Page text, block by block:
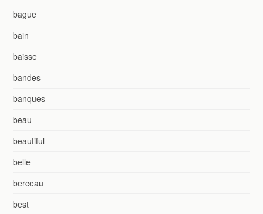
bague
bain
baisse
bandes
banques
beau
beautiful
belle
berceau
best